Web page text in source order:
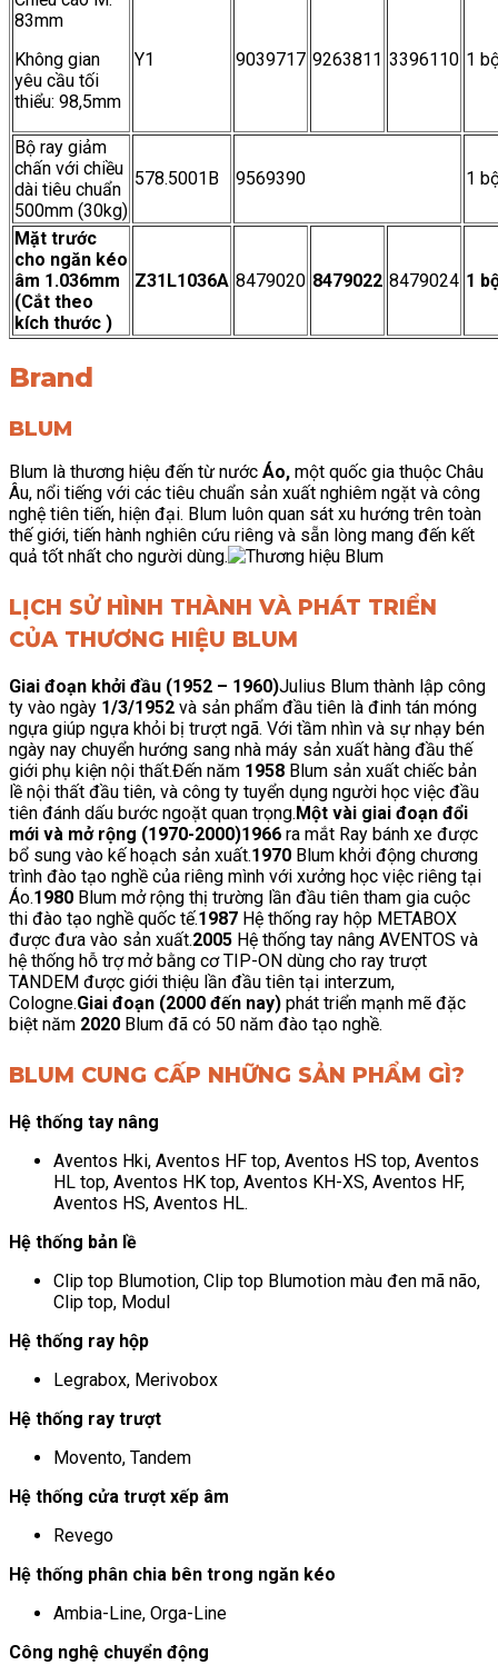
83mm
Không gian
yêu cầu tối
thiểu: 98,5mm
Y1 9039717 9263811 3396110 1
Bộ ray giảm
chấn với chiều
dài tiêu chuẩn
500mm (30kg)
578.5001B 9569390 1
Mặt trước
cho ngăn kéo
âm 1.036mm
(Cắt theo
kích thước )
Z31L1036A 8479020 8479022 8479024 1
Brand
BLUM
Blum là thương hiệu đến từ nước Áo, một quốc gia thuộc Châu
Âu, nổi tiếng với các tiêu chuẩn sản xuất nghiêm ngặt và công
nghệ tiên tiến, hiện đại. Blum luôn quan sát xu hướng trên toàn
thế giới, tiến hành nghiên cứu riêng và sẵn lòng mang đến kết
quả tốt nhất cho người dùng.
LỊCH SỬ HÌNH THÀNH VÀ PHÁT TRIỂN
CỦA THƯƠNG HIỆU BLUM
Giai đoạn khởi đầu (1952 – 1960)Julius Blum thành lập công
ty vào ngày 1/3/1952 và sản phẩm đầu tiên là đinh tán móng
ngựa giúp ngựa khỏi bị trượt ngã. Với tầm nhìn và sự nhạy bén
ngày nay chuyển hướng sang nhà máy sản xuất hàng đầu thế
giới phụ kiện nội thất.Đến năm 1958 Blum sản xuất chiếc bản
lề nội thất đầu tiên, và công ty tuyển dụng người học việc đầu
tiên đánh dấu bước ngoặt quan trọng.Một vài giai đoạn đổi
mới và mở rộng (1970-2000)1966 ra mắt Ray bánh xe được
bổ sung vào kế hoạch sản xuất.1970 Blum khởi động chương
trình đào tạo nghề của riêng mình với xưởng học việc riêng tại
Áo.1980 Blum mở rộng thị trường lần đầu tiên tham gia cuộc
thi đào tạo nghề quốc tế.1987 Hệ thống ray hộp METABOX
được đưa vào sản xuất.2005 Hệ thống tay nâng AVENTOS và
hệ thống hỗ trợ mở bằng cơ TIP-ON dùng cho ray trượt
TANDEM được giới thiệu lần đầu tiên tại interzum,
Cologne.Giai đoạn (2000 đến nay) phát triển mạnh mẽ đặc
biệt năm 2020 Blum đã có 50 năm đào tạo nghề.
BLUM CUNG CẤP NHỮNG SẢN PHẨM GÌ?
Hệ thống tay nâng
Aventos Hki, Aventos HF top, Aventos HS top, Aventos
HL top, Aventos HK top, Aventos KH-XS, Aventos HF,
Aventos HS, Aventos HL.
Hệ thống bản lề
Clip top Blumotion, Clip top Blumotion màu đen mã não,
Clip top, Modul
Hệ thống ray hộp
Legrabox, Merivobox
Hệ thống ray trượt
Movento, Tandem
Hệ thống cửa trượt xếp âm
Revego
Hệ thống phân chia bên trong ngăn kéo
Ambia-Line, Orga-Line
Công nghệ chuyển động